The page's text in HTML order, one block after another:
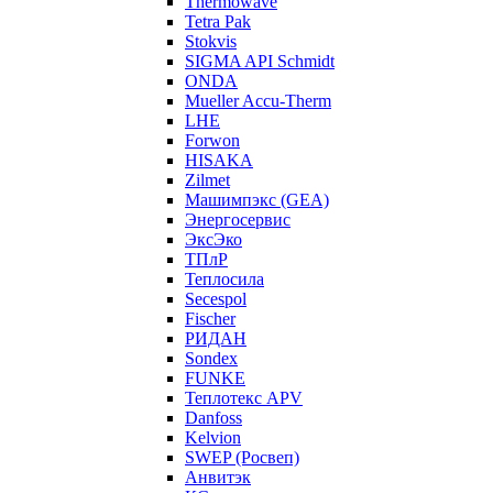
Tetra Pak
Stokvis
SIGMA API Schmidt
ONDA
Mueller Accu-Therm
LHE
Forwon
HISAKA
Zilmet
Машимпэкс (GEA)
Энергосервис
ЭксЭко
ТПлР
Теплосила
Secespol
Fischer
РИДАН
Sondex
FUNKE
Теплотекс APV
Danfoss
Kelvion
SWEP (Росвеп)
Анвитэк